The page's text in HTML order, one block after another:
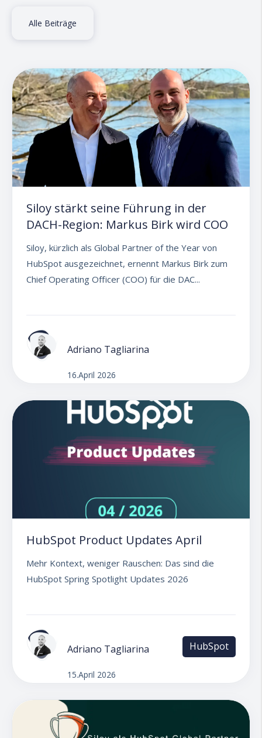
Alle Beiträge
Siloy stärkt seine Führung in der
DACH-Region: Markus Birk wird COO
Siloy, kürzlich als Global Partner of the Year von
HubSpot ausgezeichnet, ernennt Markus Birk zum
Chief Operating Officer (COO) für die DAC...
Adriano Tagliarina
16.April 2026
HubSpot Product Updates April
Mehr Kontext, weniger Rauschen: Das sind die
HubSpot Spring Spotlight Updates 2026
Adriano Tagliarina
15.April 2026
HubSpot